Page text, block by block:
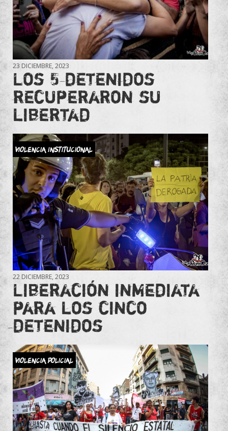
23 DICIEMBRE, 2023
Los 5 detenidos
recuperaron su
libertad
Violencia Institucional
22 DICIEMBRE, 2023
Liberación inmediata
para los cinco
detenidos
Violencia Policial